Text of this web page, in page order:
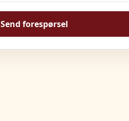
Send forespørsel